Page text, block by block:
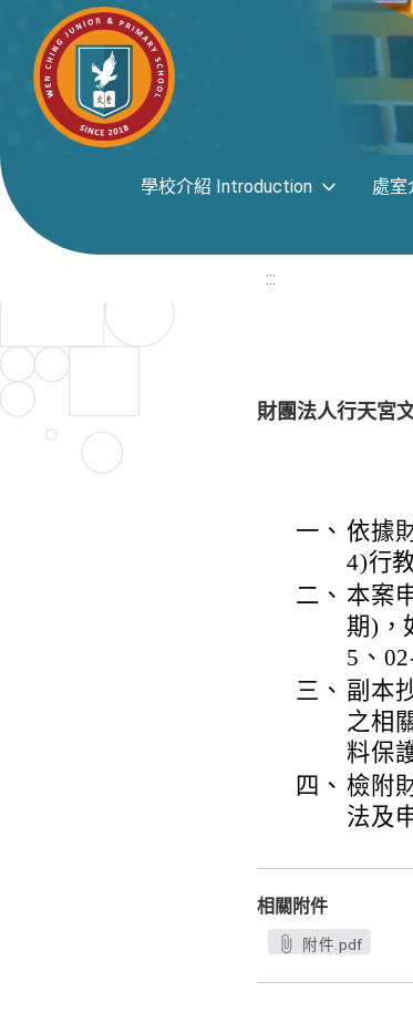
學校介紹 Introduction 處室
:::
財團法人行天宮
一、 依據
4)行
二、 本案
期)，
5、
三、 副本
之相
料保
四、 檢附
法及
相關附件
附件.pdf